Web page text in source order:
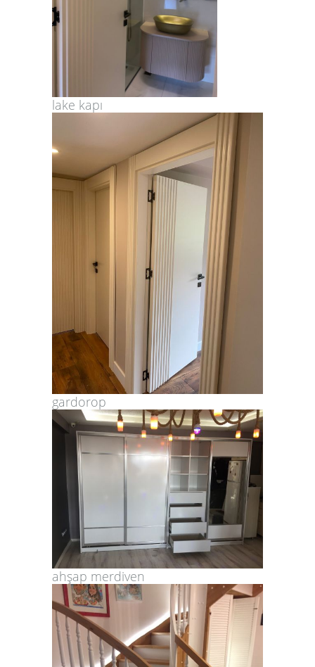
lake kapı
gardorop
ahşap merdiven